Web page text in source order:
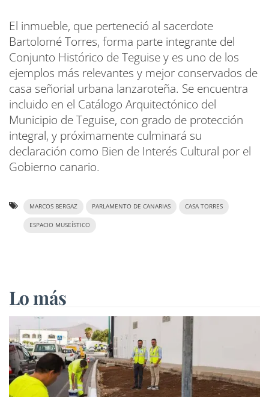
El inmueble, que perteneció al sacerdote
Bartolomé Torres, forma parte integrante del
Conjunto Histórico de Teguise y es uno de los
ejemplos más relevantes y mejor conservados de
casa señorial urbana lanzaroteña. Se encuentra
incluido en el Catálogo Arquitectónico del
Municipio de Teguise, con grado de protección
integral, y próximamente culminará su
declaración como Bien de Interés Cultural por el
Gobierno canario.
MARCOS BERGAZ PARLAMENTO DE CANARIAS CASA TORRES
ESPACIO MUSEÍSTICO
Lo más